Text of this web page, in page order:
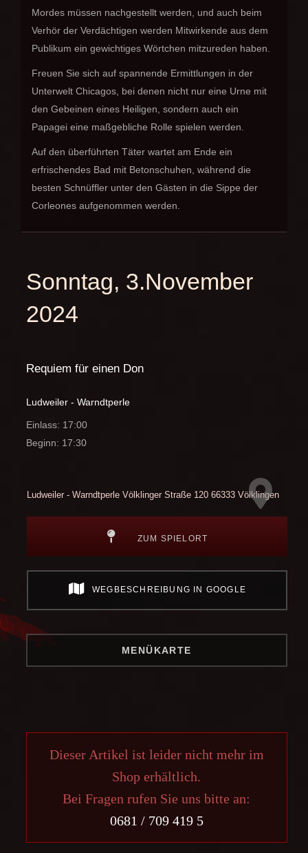
Mordes müssen nachgestellt werden, und auch beim
Verhör der Verdächtigen werden Mitwirkende aus dem
Publikum ein gewichtiges Wörtchen mitzureden haben.
Freuen Sie sich auf spannende Ermittlungen in der
Unterwelt Chicagos, bei denen nicht nur eine Urne mit
den Gebeinen eines Heiligen, sondern auch ein
Papagei eine maßgebliche Rolle spielen werden.
Auf den überführten Täter wartet am Ende ein
erfrischendes Bad mit Betonschuhen, während die
besten Schnüffler unter den Gästen in die Sippe der
Corleones aufgenommen werden.
Sonntag, 3.November
2024
Requiem für einen Don
Ludweiler - Warndtperle
Einlass: 17:00
Beginn: 17:30
Ludweiler - WarndtperleVölklinger Straße 120 66333 Völklingen
ZUM SPIELORT
WEGBESCHREIBUNG IN GOOGLE
MENÜKARTE
Dieser Artikel ist leider nicht mehr im
Shop erhältlich.
Bei Fragen rufen Sie uns bitte an:
0681 / 709 419 5